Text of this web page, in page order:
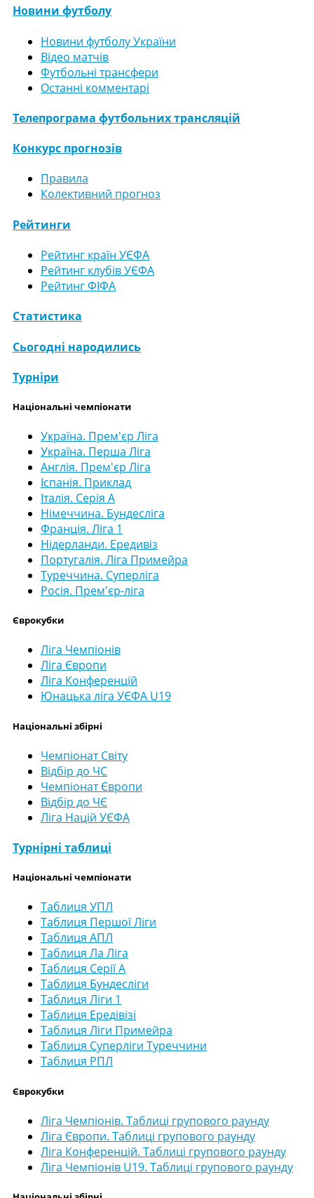
Новини футболу
Новини футболу України
Відео матчів
Футбольні трансфери
Останні комментарі
Телепрограма футбольних трансляцій
Конкурс прогнозів
Правила
Колективний прогноз
Рейтинги
Рейтинг країн УЄФА
Рейтинг клубів УЄФА
Рейтинг ФІФА
Статистика
Сьогодні народились
Турніри
Національні чемпіонати
Україна. Прем'єр Ліга
Україна. Перша Ліга
Англія. Прем'єр Ліга
Іспанія. Приклад
Італія. Серія А
Німеччина. Бундесліга
Франція. Ліга 1
Нідерланди. Ередивіз
Португалія. Ліга Примейра
Туреччина. Суперліга
Росія. Прем'єр-ліга
Єврокубки
Ліга Чемпіонів
Ліга Європи
Ліга Конференцій
Юнацька ліга УЄФА U19
Національні збірні
Чемпіонат Світу
Відбір до ЧС
Чемпіонат Європи
Відбір до ЧЄ
Ліга Націй УЄФА
Турнірні таблиці
Національні чемпіонати
Таблиця УПЛ
Таблиця Першої Ліги
Таблиця АПЛ
Таблиця Ла Ліга
Таблиця Серії А
Таблиця Бундесліги
Таблиця Ліги 1
Таблиця Ередівізі
Таблиця Ліги Примейра
Таблиця Суперліги Туреччини
Таблиця РПЛ
Єврокубки
Ліга Чемпіонів. Таблиці групового раунду
Ліга Європи. Таблиці групового раунду
Ліга Конференцій. Таблиці групового раунду
Ліга Чемпіонів U19. Таблиці групового раунду